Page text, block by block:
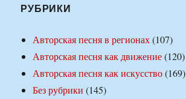
РУБРИКИ
Авторская песня в регионах(107)
Авторская песня как движение(120)
Авторская песня как искусство(169)
Без рубрики (145)